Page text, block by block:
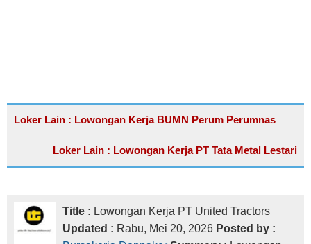
Loker Lain : Lowongan Kerja BUMN Perum Perumnas
Loker Lain : Lowongan Kerja PT Tata Metal Lestari
Title : Lowongan Kerja PT United Tractors
Updated : Rabu, Mei 20, 2026 Posted by :